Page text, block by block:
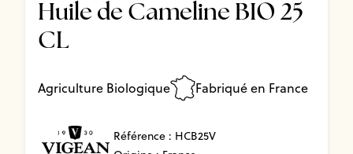
Huile de Cameline BIO 25
CL
Agriculture Biologique Fabriqué en France
Référence : HCB25V